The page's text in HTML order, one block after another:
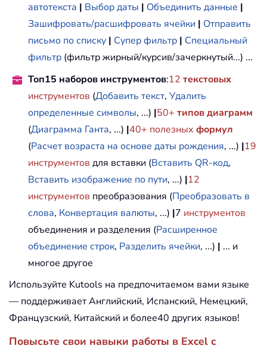
автотекста | Выбор даты | Объединить данные |
Зашифровать/расшифровать ячейки | Отправить
письмо по списку | Супер фильтр | Специальный
фильтр (фильтр жирный/курсив/зачеркнутый...) ...
Топ15 наборов инструментов:12 текстовых
инструментов (Добавить текст, Удалить
определенные символы, ...) |50+ типов диаграмм
(Диаграмма Ганта, ...) |40+ полезных формул
(Расчет возраста на основе даты рождения, ...) |19
инструментов для вставки (Вставить QR-код,
Вставить изображение по пути, ...) |12
инструментов преобразования (Преобразовать в
слова, Конвертация валюты, ...) |7 инструментов
объединения и разделения (Расширенное
объединение строк, Разделить ячейки, ...) | ... и
многое другое
Используйте Kutools на предпочитаемом вами языке
— поддерживает Английский, Испанский, Немецкий,
Французский, Китайский и более40 других языков!
Повысьте свои навыки работы в Excel с